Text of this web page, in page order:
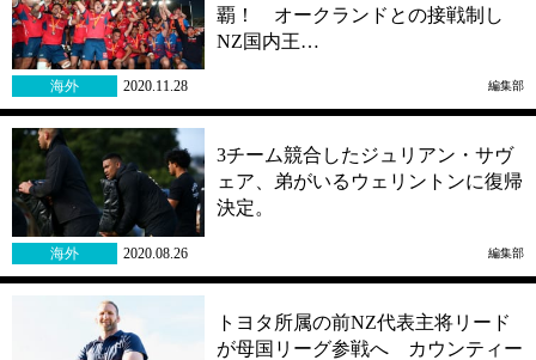
覇！ オークランドとの接戦制し
NZ国内王…
海外 2020.11.28 編集部
3チーム競合したジュリアン・サヴ
ェア、弟がいるウェリントンに復帰
決定。
海外 2020.08.26 編集部
トヨタ所属の前NZ代表主将リード
が母国リーグ参戦へ カウンティー